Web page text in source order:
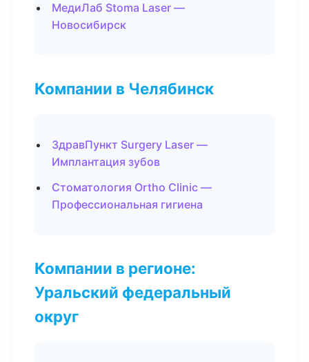
МедиЛаб Stoma Laser —
Новосибирск
Компании в Челябинск
ЗдравПункт Surgery Laser —
Имплантация зубов
Стоматология Ortho Clinic —
Профессиональная гигиена
Компании в регионе:
Уральский федеральный
округ